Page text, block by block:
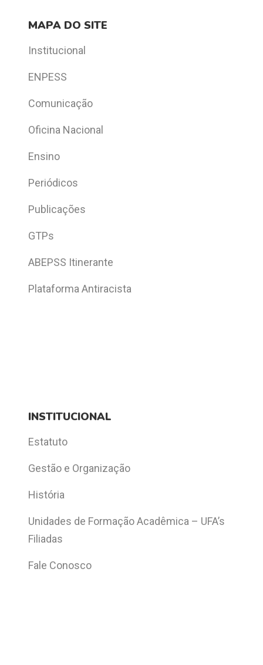
MAPA DO SITE
Institucional
ENPESS
Comunicação
Oficina Nacional
Ensino
Periódicos
Publicações
GTPs
ABEPSS Itinerante
Plataforma Antiracista
INSTITUCIONAL
Estatuto
Gestão e Organização
História
Unidades de Formação Acadêmica – UFA’s
Filiadas
Fale Conosco